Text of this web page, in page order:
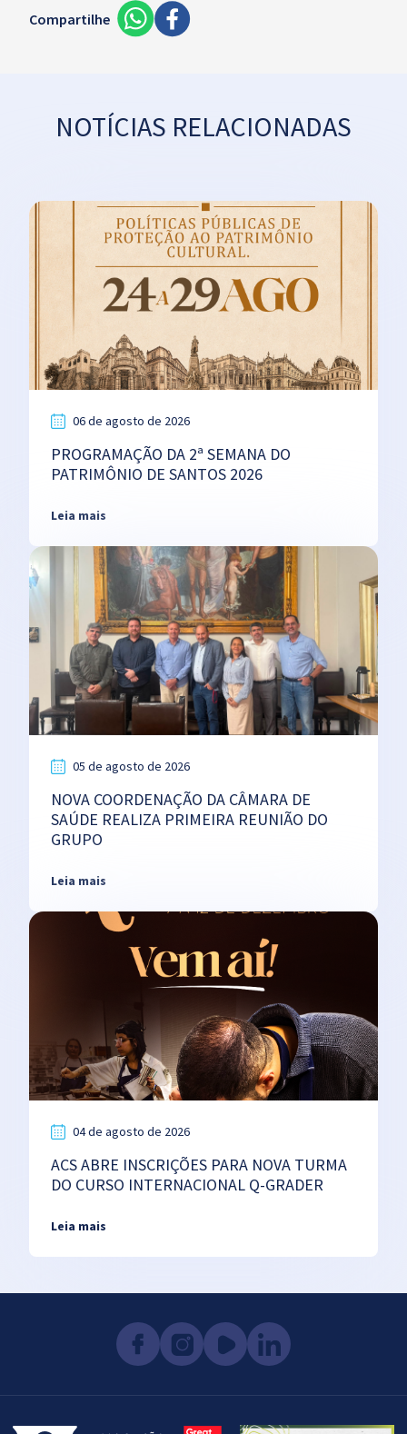
Compartilhe
NOTÍCIAS RELACIONADAS
06 de agosto de 2026
PROGRAMAÇÃO DA 2ª SEMANA DO
PATRIMÔNIO DE SANTOS 2026
Leia mais
05 de agosto de 2026
NOVA COORDENAÇÃO DA CÂMARA DE
SAÚDE REALIZA PRIMEIRA REUNIÃO DO
GRUPO
Leia mais
04 de agosto de 2026
ACS ABRE INSCRIÇÕES PARA NOVA TURMA
DO CURSO INTERNACIONAL Q-GRADER
Leia mais